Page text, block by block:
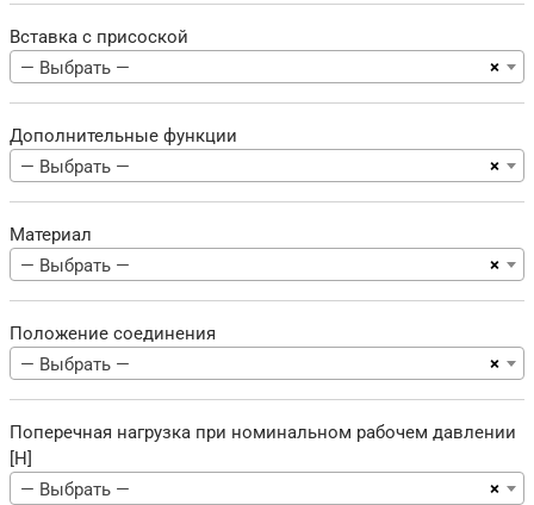
Вставка с присоской
×
— Выбрать —
Дополнительные функции
×
— Выбрать —
Материал
×
— Выбрать —
Положение соединения
×
— Выбрать —
Поперечная нагрузка при номинальном рабочем давлении
[Н]
×
— Выбрать —